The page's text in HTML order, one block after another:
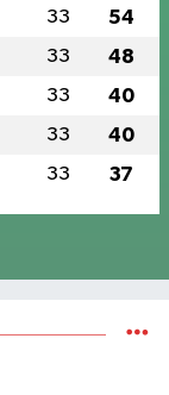
33 54
33 48
33 40
33 40
33 37